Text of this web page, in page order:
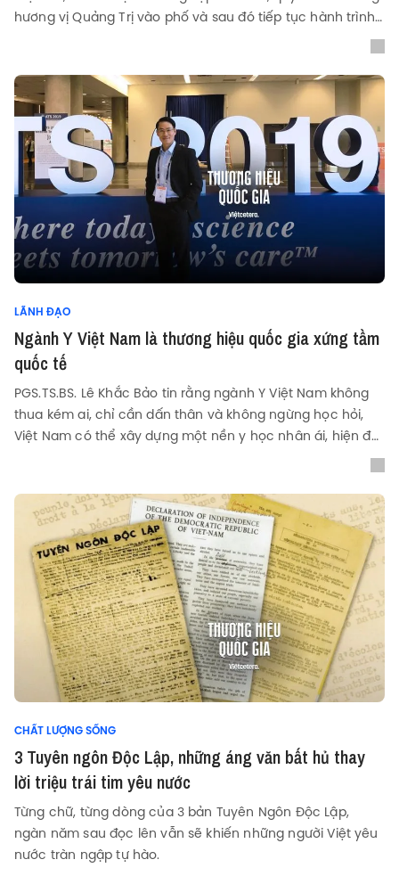
hương vị Quảng Trị vào phố và sau đó tiếp tục hành trình
LÃNH ĐẠO
Ngành Y Việt Nam là thương hiệu quốc gia xứng tầm
quốc tế
PGS.TS.BS. Lê Khắc Bảo tin rằng ngành Y Việt Nam không
thua kém ai, chỉ cần dấn thân và không ngừng học hỏi,
Việt Nam có thể xây dựng một nền y học nhân ái, hiện đại
CHẤT LƯỢNG SỐNG
3 Tuyên ngôn Độc Lập, những áng văn bất hủ thay
lời triệu trái tim yêu nước
Từng chữ, từng dòng của 3 bản Tuyên Ngôn Độc Lập,
ngàn năm sau đọc lên vẫn sẽ khiến những người Việt yêu
nước tràn ngập tự hào.